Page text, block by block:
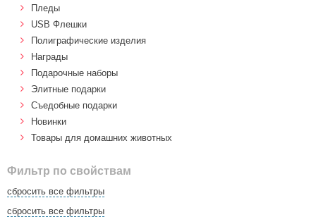
Пледы
USB Флешки
Полиграфические изделия
Награды
Подарочные наборы
Элитные подарки
Cъедобные подарки
Новинки
Товары для домашних животных
Фильтр по свойствам
сбросить все фильтры
сбросить все фильтры